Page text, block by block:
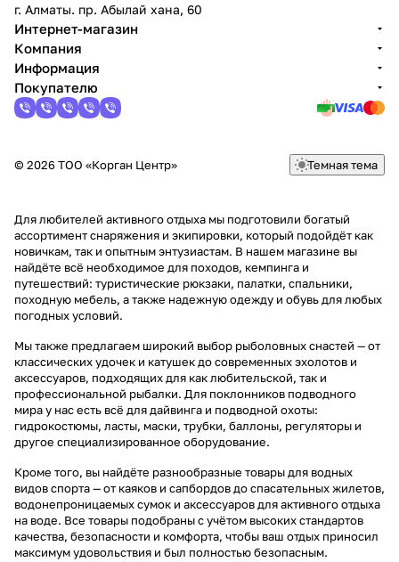
г. Алматы. пр. Абылай хана, 60
Интернет-магазин
Компания
Информация
Покупателю
© 2026 ТОО «Корган Центр» Темная тема
Для любителей активного отдыха мы подготовили богатый
ассортимент снаряжения и экипировки, который подойдёт как
новичкам, так и опытным энтузиастам. В нашем магазине вы
найдёте всё необходимое для походов, кемпинга и
путешествий: туристические рюкзаки, палатки, спальники,
походную мебель, а также надежную одежду и обувь для любых
погодных условий.
Мы также предлагаем широкий выбор рыболовных снастей — от
классических удочек и катушек до современных эхолотов и
аксессуаров, подходящих для как любительской, так и
профессиональной рыбалки. Для поклонников подводного
мира у нас есть всё для дайвинга и подводной охоты:
гидрокостюмы, ласты, маски, трубки, баллоны, регуляторы и
другое специализированное оборудование.
Кроме того, вы найдёте разнообразные товары для водных
видов спорта — от каяков и сапбордов до спасательных жилетов,
водонепроницаемых сумок и аксессуаров для активного отдыха
на воде. Все товары подобраны с учётом высоких стандартов
качества, безопасности и комфорта, чтобы ваш отдых приносил
максимум удовольствия и был полностью безопасным.